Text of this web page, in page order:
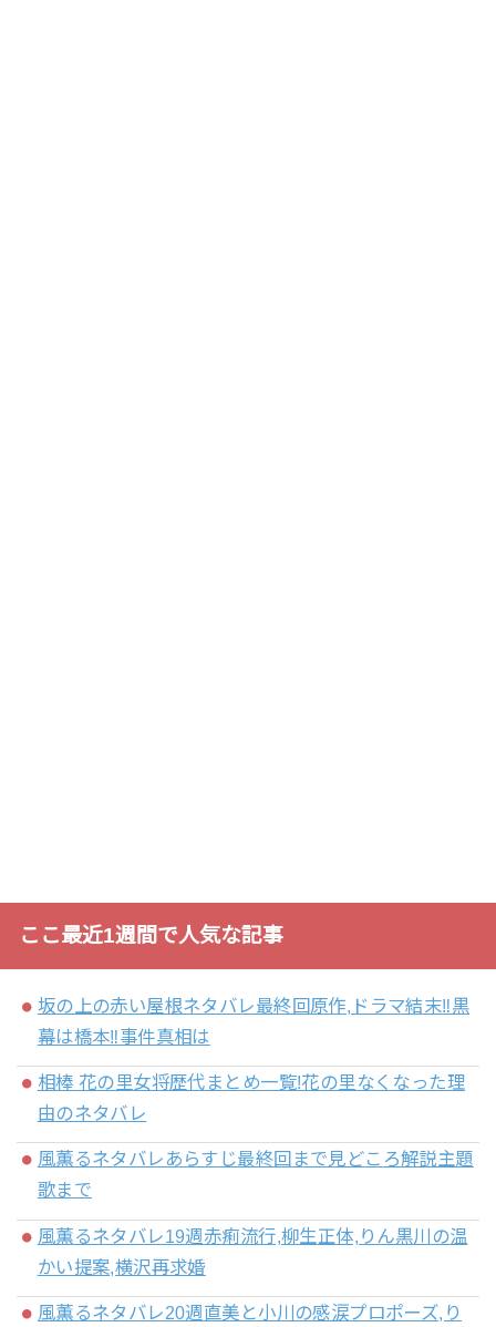
ここ最近1週間で人気な記事
坂の上の赤い屋根ネタバレ最終回原作,ドラマ結末‼黒
幕は橋本‼事件真相は
相棒 花の里女将歴代まとめ一覧!花の里なくなった理
由のネタバレ
風薫るネタバレあらすじ最終回まで見どころ解説主題
歌まで
風薫るネタバレ19週赤痢流行,柳生正体,りん黒川の温
かい提案,横沢再求婚
風薫るネタバレ20週直美と小川の感涙プロポーズ,り